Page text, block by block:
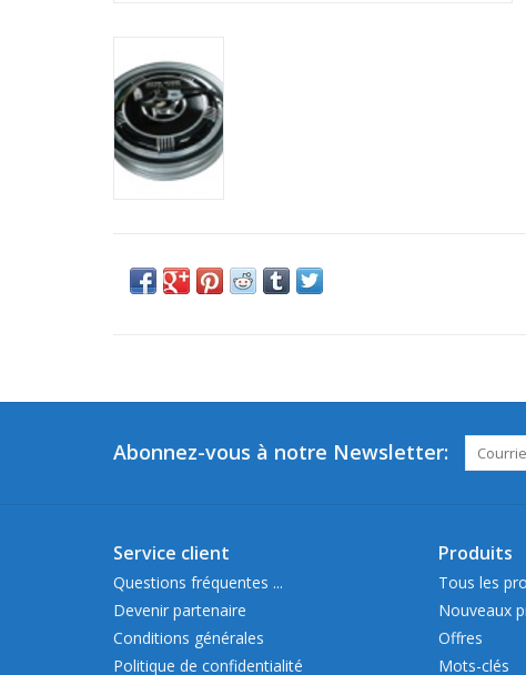
Abonnez-vous à notre Newsletter:
Service client
Questions fréquentes ...
Devenir partenaire
Conditions générales
Politique de confidentialité
Produits
Tous les
Nouveaux
Offres
Mots-clés